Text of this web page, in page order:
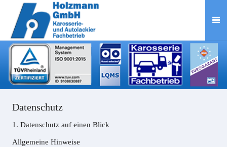
Datenschutz
1. Datenschutz auf einen Blick
Allgemeine Hinweise